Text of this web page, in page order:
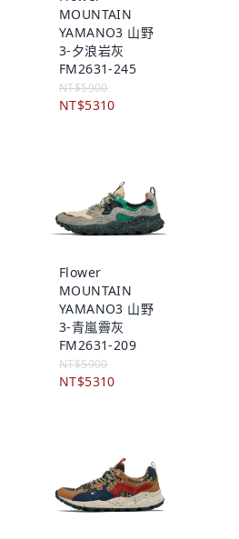
MOUNTAIN
YAMANO3 山野
3-夕浪岩灰
FM2631-245
NT$5900
NT$5310
Flower
MOUNTAIN
YAMANO3 山野
3-青嵐霽灰
FM2631-209
NT$5900
NT$5310